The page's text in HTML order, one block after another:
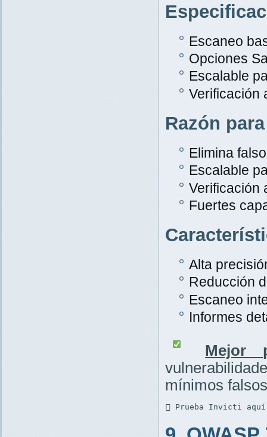
Escaneo
Opciones
Escalable
Verificación
Razón
Elimina
Escalable
Verificación
Fuertes
Alta
Reducción
Escaneo
Informes
Mejor
mínimos
 Prueba Invicti